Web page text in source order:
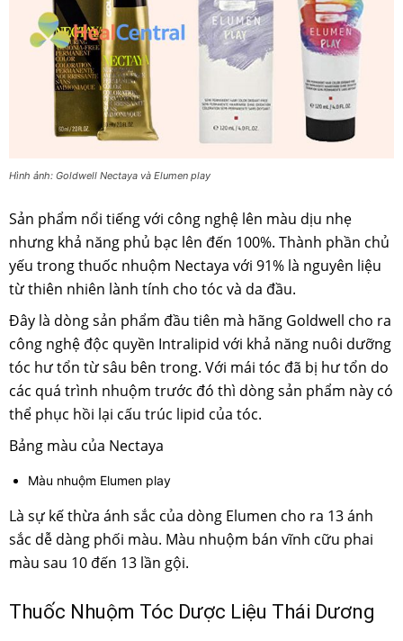
Hình ảnh: Goldwell Nectaya và Elumen play
Sản phẩm nổi tiếng với công nghệ lên màu dịu nhẹ
nhưng khả năng phủ bạc lên đến 100%. Thành phần chủ
yếu trong thuốc nhuộm Nectaya với 91% là nguyên liệu
từ thiên nhiên lành tính cho tóc và da đầu.
Đây là dòng sản phẩm đầu tiên mà hãng Goldwell cho ra
công nghệ độc quyền Intralipid với khả năng nuôi dưỡng
tóc hư tổn từ sâu bên trong. Với mái tóc đã bị hư tổn do
các quá trình nhuộm trước đó thì dòng sản phẩm này có
thể phục hồi lại cấu trúc lipid của tóc.
Bảng màu của Nectaya
Màu nhuộm Elumen play
Là sự kế thừa ánh sắc của dòng Elumen cho ra 13 ánh
sắc dễ dàng phối màu. Màu nhuộm bán vĩnh cữu phai
màu sau 10 đến 13 lần gội.
Thuốc Nhuộm Tóc Dược Liệu Thái Dương